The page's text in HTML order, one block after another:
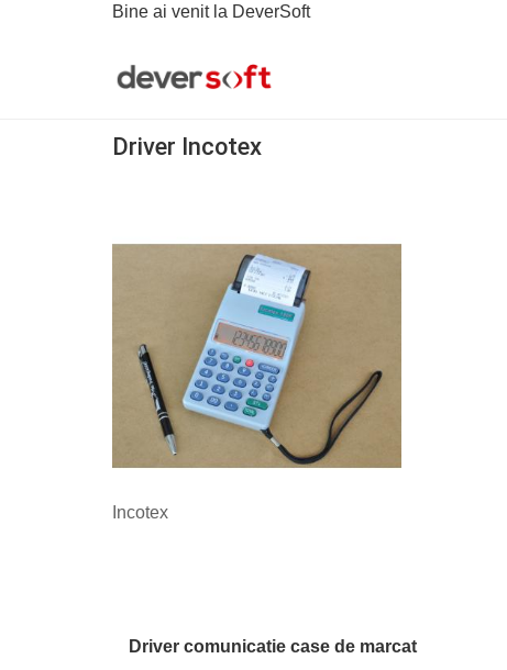
Bine ai venit la DeverSoft
Driver Incotex
Incotex
Driver comunicatie case de marcat